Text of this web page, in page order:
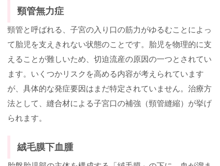
頸管無力症
頸管と呼ばれる、子宮の入り口の筋力がゆるむことによっ
て胎児を支えきれない状態のことです。胎児を物理的に支
えることが難しいため、切迫流産の原因の一つとされてい
ます。いくつかリスクを高める内容が考えられています
が、具体的な発症要因はまだ特定されていません。治療方
法として、縫合材による子宮口の補強（頸管縫縮）が挙げ
られます。
絨毛膜下血腫